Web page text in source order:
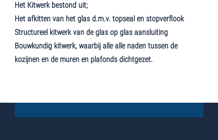
Het Kitwerk bestond uit;
Het afkitten van het glas d.m.v. topseal en stopverflook
Structureel kitwerk van de glas op glas aansluiting
Bouwkundig kitwerk, waarbij alle alle naden tussen de
kozijnen en de muren en plafonds dichtgezet.